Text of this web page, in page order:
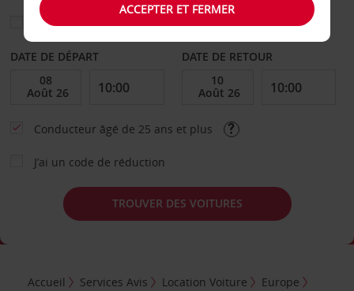
Sélectionnez une autre agence de retour
DATE DE DÉPART DATE DE RETOUR
Conducteur âgé de 25 ans et plus
J’ai un code de réduction
TROUVER DES VOITURES
Accueil Services Avis Location Voiture
Europe
ACCEPTER ET FERMER